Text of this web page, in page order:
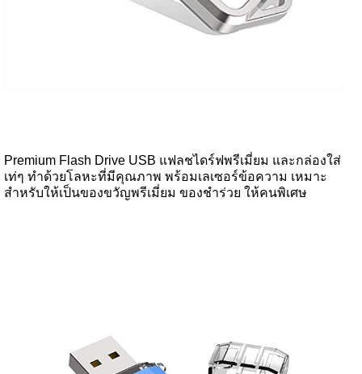
Premium Flash Drive USB แฟลชไดร์ฟพรีเมี่ยม และกล่องใส่
เท่ๆ ทำด้วยโลหะที่มีคุณภาพ พร้อมเลเซอร์ข้อความ เหมาะ
สำหรับให้เป็นของขวัญพรีเมี่ยม ของชำร่วย ให้คนพิเศษ